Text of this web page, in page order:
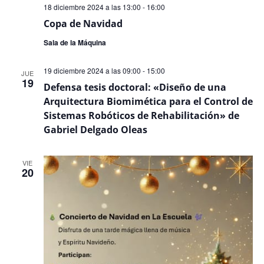
Copa de Navidad
18 diciembre 2024 a las 13:00 - 16:00
Sala de la Máquina
JUE
19
Defensa tesis doctoral: «Diseño de una
Arquitectura Biomimética para el Control de
Sistemas Robóticos de Rehabilitación» de
Gabriel Delgado Oleas
19 diciembre 2024 a las 09:00 - 15:00
VIE
20